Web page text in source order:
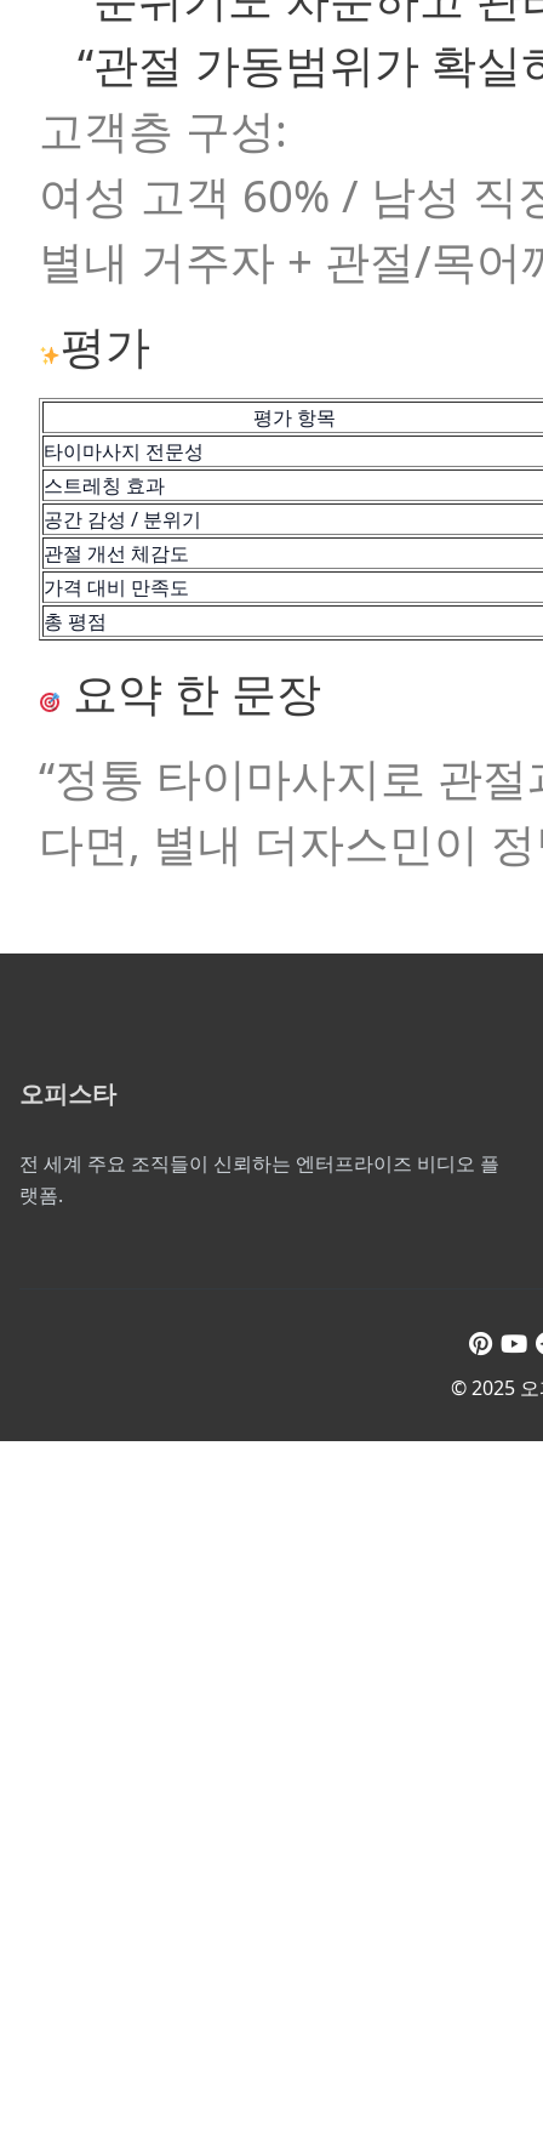
“관절 가동범위가 확실
고객층 구성:
여성 고객 60% / 남성 직
별내 거주자 + 관절/목
평가
평가 항목
타이마사지 전문성
스트레칭 효과
공간 감성 / 분위기
관절 개선 체감도
가격 대비 만족도
총 평점
요약 한 문장
“정통 타이마사지로 관
다면, 별내 더자스민이
오피스타
전 세계 주요 조직들이 신뢰하는 엔터프라이즈 비디오 플
랫폼.
© 2025 오